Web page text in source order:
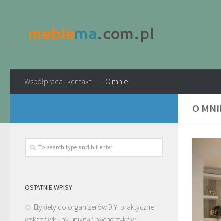
Współpraca i kontakt O mnie
O
OSTATNIE WPISY
Etykiety do organizerów DIY: praktyczne